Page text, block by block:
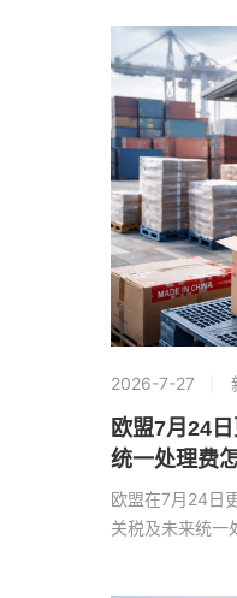
2026-7-27
欧盟7月24
统一处理费
欧盟在7月24日
关税及未来统一